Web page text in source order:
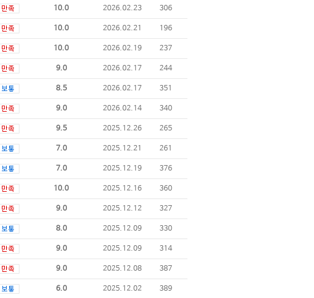
10.0 2026.02.23 306
10.0 2026.02.21 196
10.0 2026.02.19 237
9.0 2026.02.17 244
8.5 2026.02.17 351
9.0 2026.02.14 340
9.5 2025.12.26 265
7.0 2025.12.21 261
7.0 2025.12.19 376
10.0 2025.12.16 360
9.0 2025.12.12 327
8.0 2025.12.09 330
9.0 2025.12.09 314
9.0 2025.12.08 387
6.0 2025.12.02 389